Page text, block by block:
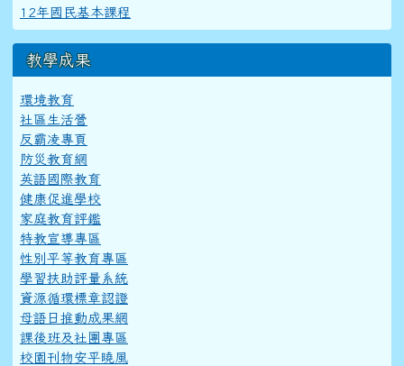
12年國民基本課程
教學成果
環境教育
社區生活營
反霸凌專頁
防災教育網
英語國際教育
健康促進學校
家庭教育評鑑
特教宣導專區
性別平等教育專區
學習扶助評量系統
資源循環標章認證
母語日推動成果網
課後班及社團專區
校園刊物安平曉風